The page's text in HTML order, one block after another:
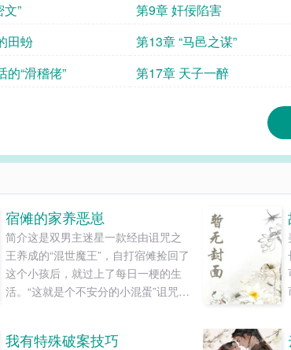
”
第9章 奸佞陷害
田蚡
第13章 “马邑之谋”
的“滑稽佬”
第17章 天子一醉
宿傩的家养恶崽
简介这是双男主迷星一款经由诅咒之
王养成的“混世魔王”，自打宿傩捡回了
这个小孩后，就过上了每日一梗的生
活。“这就是个不安分的小混蛋”诅咒之
所收敛，在自己面前简直是无法无
我有特殊破案技巧